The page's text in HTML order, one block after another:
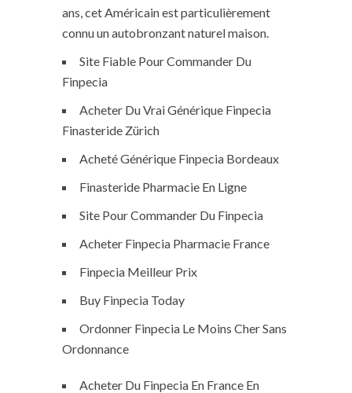
ans, cet Américain est particulièrement
connu un autobronzant naturel maison.
Site Fiable Pour Commander Du
Finpecia
Acheter Du Vrai Générique Finpecia
Finasteride Zürich
Acheté Générique Finpecia Bordeaux
Finasteride Pharmacie En Ligne
Site Pour Commander Du Finpecia
Acheter Finpecia Pharmacie France
Finpecia Meilleur Prix
Buy Finpecia Today
Ordonner Finpecia Le Moins Cher Sans
Ordonnance
Acheter Du Finpecia En France En